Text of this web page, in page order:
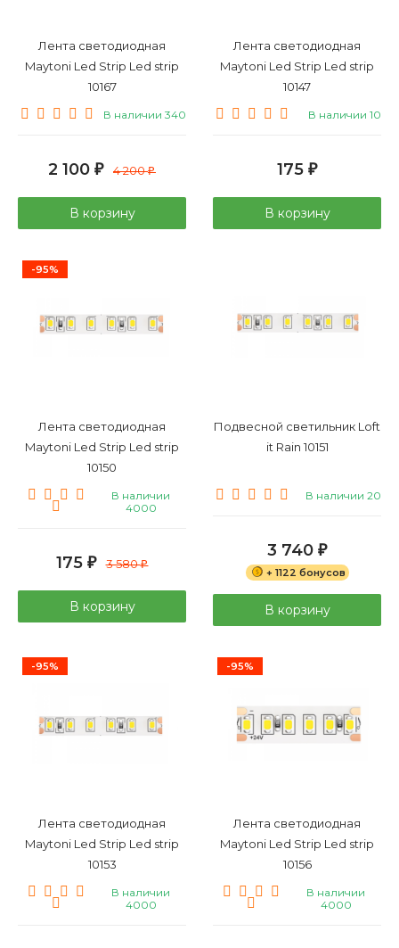
Лента светодиодная
Maytoni Led Strip Led strip
10167
В наличии 340
2 100 ₽ 4 200₽
В корзину
Лента светодиодная
Maytoni Led Strip Led strip
10147
В наличии 10
175 ₽
В корзину
-95%
Лента светодиодная
Maytoni Led Strip Led strip
10150
В наличии
4000
175 ₽ 3 580₽
В корзину
Подвесной светильник Loft
it Rain 10151
В наличии 20
3 740 ₽
+ 1122 бонусов
В корзину
-95%
Лента светодиодная
Maytoni Led Strip Led strip
10153
В наличии
4000
-95%
Лента светодиодная
Maytoni Led Strip Led strip
10156
В наличии
4000